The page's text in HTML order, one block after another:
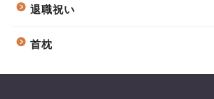
退職祝い
首枕